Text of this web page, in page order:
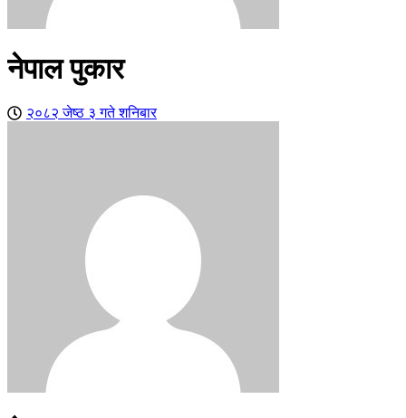
नेपाल पुकार
२०८२ जेष्ठ ३ गते शनिबार